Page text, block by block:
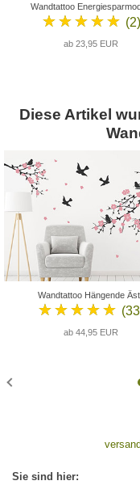
Wandtattoo
★★★★★ (2)
ab 23,95 EUR
Diese Artikel
Wandtattoo Hängende
★★★★★
ab 44,95 EUR